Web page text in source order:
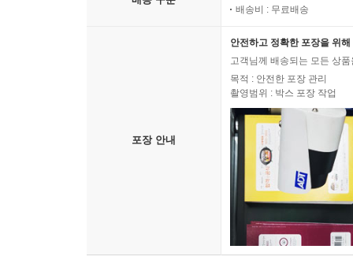
배송비 : 무료배송
포장 안내
안전하고 정확한 포장을 위
고객님께 배송되는 모든 상
목적 : 안전한 포장 관리
촬영범위 : 박스 포장 작업